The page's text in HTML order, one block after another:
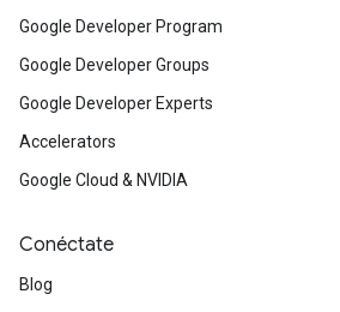
Google Developer Program
Google Developer Groups
Google Developer Experts
Accelerators
Google Cloud & NVIDIA
Conéctate
Blog